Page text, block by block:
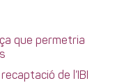
que permetria
de l’IBI